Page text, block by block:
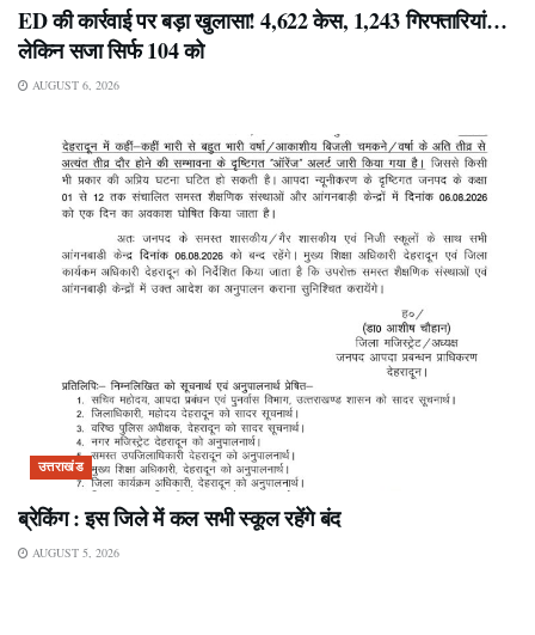
ED की कार्रवाई पर बड़ा खुलासा! 4,622 केस, 1,243 गिरफ्तारियां…
लेकिन सजा सिर्फ 104 को
AUGUST 6, 2026
उत्तराखंड
ब्रेकिंग : इस जिले में कल सभी स्कूल रहेंगे बंद
AUGUST 5, 2026